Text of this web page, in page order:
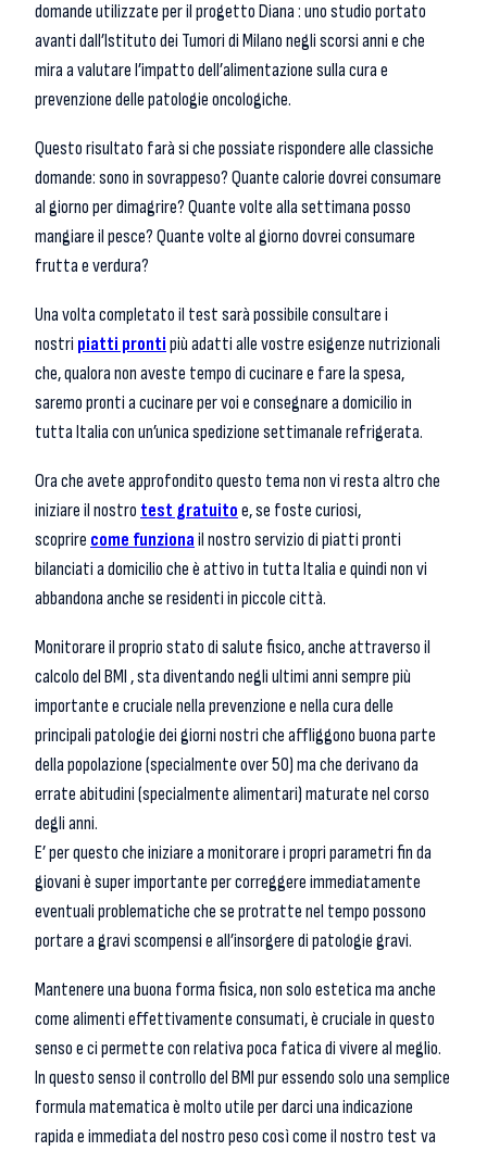
domande utilizzate per il progetto Diana : uno studio portato
avanti dall’Istituto dei Tumori di Milano negli scorsi anni e che
mira a valutare l’impatto dell’alimentazione sulla cura e
prevenzione delle patologie oncologiche.
Questo risultato farà si che possiate rispondere alle classiche
domande: sono in sovrappeso? Quante calorie dovrei consumare
al giorno per dimagrire? Quante volte alla settimana posso
mangiare il pesce? Quante volte al giorno dovrei consumare
frutta e verdura?
Una volta completato il test sarà possibile consultare i
nostri piatti prontipiù adatti alle vostre esigenze nutrizionali
che, qualora non aveste tempo di cucinare e fare la spesa,
saremo pronti a cucinare per voi e consegnare a domicilio in
tutta Italia con un’unica spedizione settimanale refrigerata.
Ora che avete approfondito questo tema non vi resta altro che
iniziare il nostro test gratuitoe, se foste curiosi,
scoprire come funzionail nostro servizio di piatti pronti
bilanciati a domicilio che è attivo in tutta Italia e quindi non vi
abbandona anche se residenti in piccole città.
Monitorare il proprio stato di salute fisico, anche attraverso il
calcolo del BMI , sta diventando negli ultimi anni sempre più
importante e cruciale nella prevenzione e nella cura delle
principali patologie dei giorni nostri che affliggono buona parte
della popolazione (specialmente over 50) ma che derivano da
errate abitudini (specialmente alimentari) maturate nel corso
degli anni.
E’ per questo che iniziare a monitorare i propri parametri fin da
giovani è super importante per correggere immediatamente
eventuali problematiche che se protratte nel tempo possono
portare a gravi scompensi e all’insorgere di patologie gravi.
Mantenere una buona forma fisica, non solo estetica ma anche
come alimenti effettivamente consumati, è cruciale in questo
senso e ci permette con relativa poca fatica di vivere al meglio.
In questo senso il controllo del BMI pur essendo solo una semplice
formula matematica è molto utile per darci una indicazione
rapida e immediata del nostro peso così come il nostro test va